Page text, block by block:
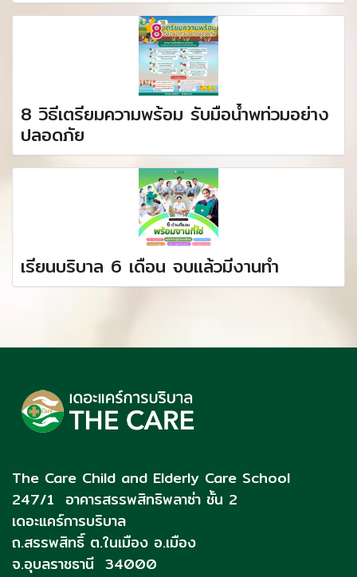
8 วิธีเตรียมความพร้อม รับมือน้ำพท่วมอย่าง
ปลอดภัย
เรียนบริบาล 6 เดือน จบแล้วมีงานทำ
The Care Child and Elderly Care School
247/1 อาคารสรรพสิทธิพลาซ่า ชั้น 2
เดอะแคร์การบริบาล
ถ.สรรพสิทธิ์ ต.ในเมือง อ.เมือง
จ.อุบลราชธานี 34000